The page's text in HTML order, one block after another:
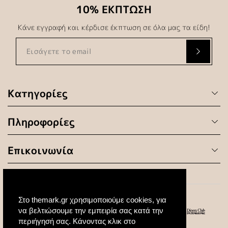
Στο themark.gr χρησιμοποιούμε cookies, για
να βελτιώσουμε την εμπειρία σας κατά την
περιήγησή σας. Κάνοντας κλικ στο
Κατηγορίες
Πληροφορίες
Επικοινωνία
10% ΕΚΠΤΩΣΗ
Κάνε εγγραφή και κέρδισε έκπτωση σε όλα μας τα είδη!